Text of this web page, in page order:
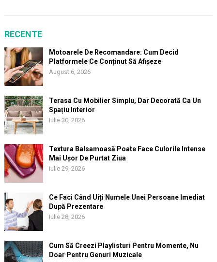
RECENTE
Motoarele De Recomandare: Cum Decid
Platformele Ce Conținut Să Afișeze
August 6, 2026
Terasa Cu Mobilier Simplu, Dar Decorată Ca Un
Spațiu Interior
Iulie 30, 2026
Textura Balsamoasă Poate Face Culorile Intense
Mai Ușor De Purtat Ziua
Iulie 29, 2026
Ce Faci Când Uiți Numele Unei Persoane Imediat
După Prezentare
Iulie 28, 2026
Cum Să Creezi Playlisturi Pentru Momente, Nu
Doar Pentru Genuri Muzicale